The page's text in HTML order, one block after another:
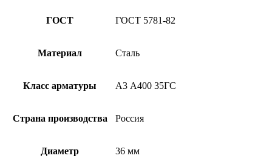
ГОСТ ГОСТ 5781-82
Материал Сталь
Класс арматуры А3 А400 35ГС
Страна производства Россия
Диаметр 36 мм